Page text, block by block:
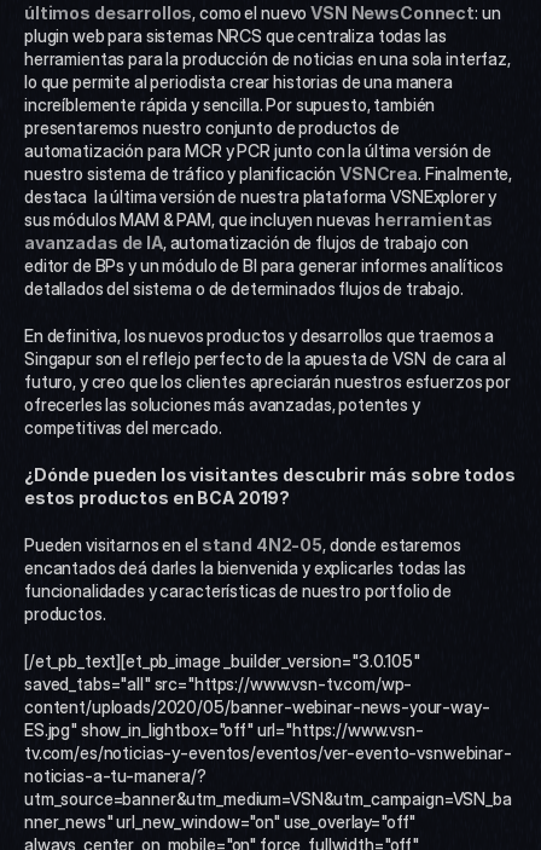
últimos desarrollos, como el nuevo VSN NewsConnect: un
plugin web para sistemas NRCS que centraliza todas las
herramientas para la producción de noticias en una sola interfaz,
lo que permite al periodista crear historias de una manera
increíblemente rápida y sencilla. Por supuesto, también
presentaremos nuestro conjunto de productos de
automatización para MCR y PCR junto con la última versión de
nuestro sistema de tráfico y planificación VSNCrea. Finalmente,
destaca  la última versión de nuestra plataforma VSNExplorer y
sus módulos MAM & PAM, que incluyen nuevas herramientas
avanzadas de IA, automatización de flujos de trabajo con
editor de BPs y un módulo de BI para generar informes analíticos
detallados del sistema o de determinados flujos de trabajo.
En definitiva, los nuevos productos y desarrollos que traemos a
Singapur son el reflejo perfecto de la apuesta de VSN  de cara al
futuro, y creo que los clientes apreciarán nuestros esfuerzos por
ofrecerles las soluciones más avanzadas, potentes y
competitivas del mercado.
¿Dónde pueden los visitantes descubrir más sobre todos
estos productos en BCA 2019?
Pueden visitarnos en el stand 4N2-05, donde estaremos
encantados deá darles la bienvenida y explicarles todas las
funcionalidades y características de nuestro portfolio de
productos.
[/et_pb_text][et_pb_image _builder_version="3.0.105"
saved_tabs="all" src="https://www.vsn-tv.com/wp-
content/uploads/2020/05/banner-webinar-news-your-way-
ES.jpg" show_in_lightbox="off" url="https://www.vsn-
tv.com/es/noticias-y-eventos/eventos/ver-evento-vsnwebinar-
noticias-a-tu-manera/?
utm_source=banner&utm_medium=VSN&utm_campaign=VSN_ba
nner_news" url_new_window="on" use_overlay="off"
always_center_on_mobile="on" force_fullwidth="off"